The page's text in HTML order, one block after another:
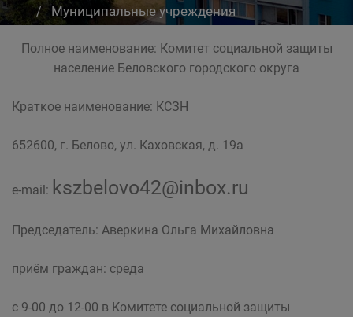
Муниципальные учреждения
Комитет социальной защиты населения
Полное наименование: Комитет социальной защиты
население Беловского городского округа
Краткое наименование: КСЗН
652600, г. Белово, ул. Каховская, д. 19а
e-mail: kszbelovo42@inbox.ru
Председатель: Аверкина Ольга Михайловна
приём граждан: среда
с 9-00 до 12-00 в Комитете социальной защиты